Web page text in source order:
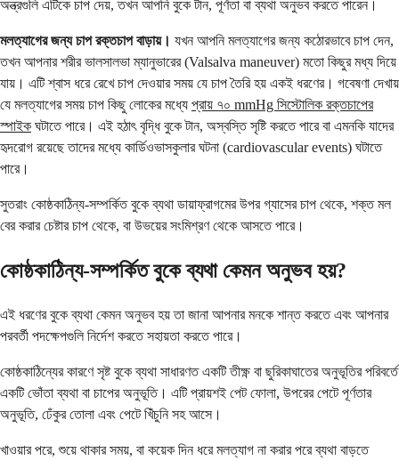
অন্ত্রগুলি এটিকে চাপ দেয়, তখন আপনি বুকে টান, পূর্ণতা বা ব্যথা অনুভব করতে পারেন।
মলত্যাগের জন্য চাপ রক্তচাপ বাড়ায়। যখন আপনি মলত্যাগের জন্য কঠোরভাবে চাপ দেন,
তখন আপনার শরীর ভালসালভা ম্যানুভারের (Valsalva maneuver) মতো কিছুর মধ্য দিয়ে
যায়। এটি শ্বাস ধরে রেখে চাপ দেওয়ার সময় যে চাপ তৈরি হয় একই ধরণের। গবেষণা দেখায়
যে মলত্যাগের সময় চাপ কিছু লোকের মধ্যে প্রায় ৭০ mmHg সিস্টোলিক রক্তচাপের
স্পাইক ঘটাতে পারে। এই হঠাৎ বৃদ্ধি বুকে টান, অস্বস্তি সৃষ্টি করতে পারে বা এমনকি যাদের
হৃদরোগ রয়েছে তাদের মধ্যে কার্ডিওভাসকুলার ঘটনা (cardiovascular events) ঘটাতে
পারে।
সুতরাং কোষ্ঠকাঠিন্য-সম্পর্কিত বুকে ব্যথা ডায়াফ্রাগমের উপর গ্যাসের চাপ থেকে, শক্ত মল
বের করার চেষ্টার চাপ থেকে, বা উভয়ের সংমিশ্রণ থেকে আসতে পারে।
কোষ্ঠকাঠিন্য-সম্পর্কিত বুকে ব্যথা কেমন অনুভব হয়?
এই ধরণের বুকে ব্যথা কেমন অনুভব হয় তা জানা আপনার মনকে শান্ত করতে এবং আপনার
পরবর্তী পদক্ষেপগুলি নির্দেশ করতে সহায়তা করতে পারে।
কোষ্ঠকাঠিন্যের কারণে সৃষ্ট বুকে ব্যথা সাধারণত একটি তীক্ষ্ণ বা ছুরিকাঘাতের অনুভূতির পরিবর্তে
একটি ভোঁতা ব্যথা বা চাপের অনুভূতি। এটি প্রায়শই পেট ফোলা, উপরের পেটে পূর্ণতার
অনুভূতি, ঢেঁকুর তোলা এবং পেটে খিঁচুনি সহ আসে।
খাওয়ার পরে, শুয়ে থাকার সময়, বা কয়েক দিন ধরে মলত্যাগ না করার পরে ব্যথা বাড়তে